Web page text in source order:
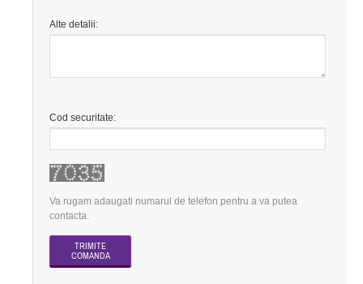
Alte detalii:
Cod securitate:
Va rugam adaugati numarul de telefon pentru a va putea
contacta.